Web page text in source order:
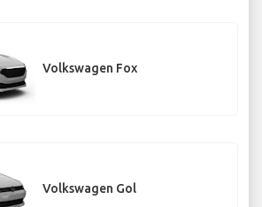
Volkswagen Fox
Volkswagen Gol